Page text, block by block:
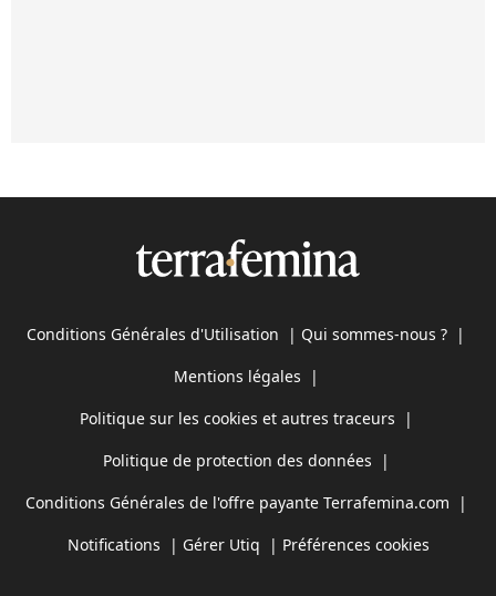
Conditions Générales d'Utilisation | Qui sommes-nous ? |
Mentions légales |
Politique sur les cookies et autres traceurs |
Politique de protection des données |
Conditions Générales de l'offre payante Terrafemina.com |
Notifications | Gérer Utiq | Préférences cookies